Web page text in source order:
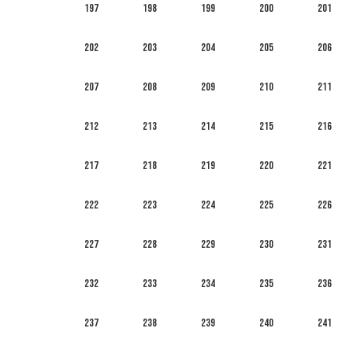
197 198 199 200 201
202 203 204 205 206
207 208 209 210 211
212 213 214 215 216
217 218 219 220 221
222 223 224 225 226
227 228 229 230 231
232 233 234 235 236
237 238 239 240 241